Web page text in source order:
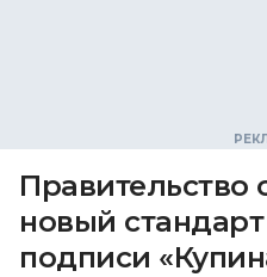
Правительство
новый
подписи